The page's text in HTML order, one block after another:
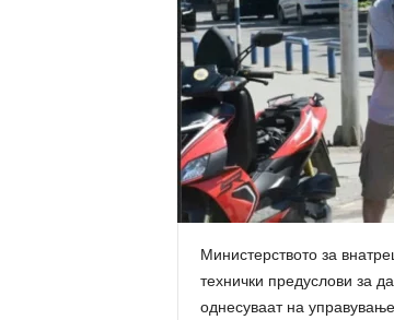
Министерството за
технички предуслови за
однесуваат на